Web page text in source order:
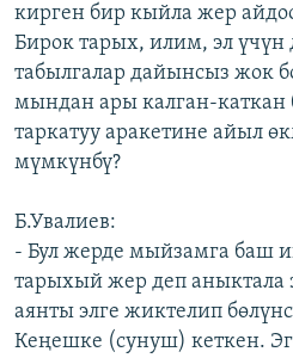
кирген бир кыйла жер
Бирок тарых, илим, эл үчүн
табылгалар дайынсыз жок
мындан ары калган-каткан
таркатуу аракетине айыл
мүмкүнбү?
Б.Увалиев:
- Бул жерде мыйзамга баш
тарыхый жер деп аныктала
аянты элге жиктелип
Кеңешке (сунуш) кеткен.